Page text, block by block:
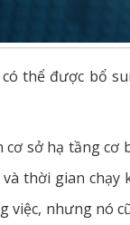
thể được bổ
sở hạ tầng cơ
thời gian chạy
việc, nhưng nó